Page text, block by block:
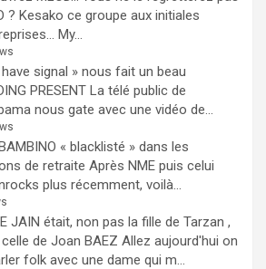
? Kesako ce groupe aux initiales
My...
have signal » nous fait un beau
PRESENT La télé public de
nous gate avec une vidéo de...
« blacklisté » dans les
de retraite Après NME puis celui
plus récemment, voilà...
JAIN était, non pas la fille de Tarzan ,
de Joan BAEZ Allez aujourd'hui on
folk avec une dame qui m...